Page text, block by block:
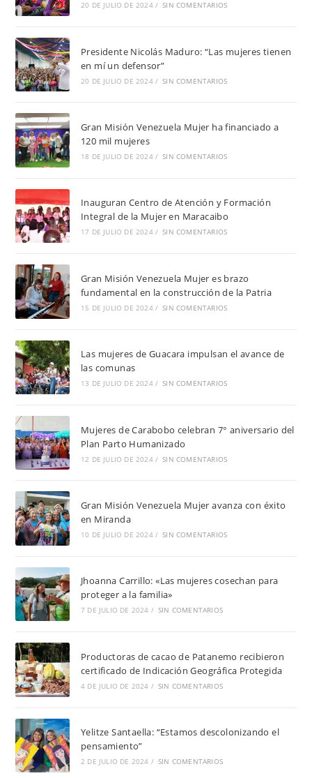
20 DE JULIO DE 2024 / SIN COMENTARIOS
Presidente Nicolás Maduro: “Las mujeres tienen
en mí un defensor”
20 DE JULIO DE 2024 / SIN COMENTARIOS
Gran Misión Venezuela Mujer ha financiado a
120 mil mujeres
18 DE JULIO DE 2024 / SIN COMENTARIOS
Inauguran Centro de Atención y Formación
Integral de la Mujer en Maracaibo
17 DE JULIO DE 2024 / SIN COMENTARIOS
Gran Misión Venezuela Mujer es brazo
fundamental en la construcción de la Patria
15 DE JULIO DE 2024 / SIN COMENTARIOS
Las mujeres de Guacara impulsan el avance de
las comunas
13 DE JULIO DE 2024 / SIN COMENTARIOS
Mujeres de Carabobo celebran 7° aniversario del
Plan Parto Humanizado
12 DE JULIO DE 2024 / SIN COMENTARIOS
Gran Misión Venezuela Mujer avanza con éxito
en Miranda
10 DE JULIO DE 2024 / SIN COMENTARIOS
Jhoanna Carrillo: «Las mujeres cosechan para
proteger a la familia»
7 DE JULIO DE 2024 / SIN COMENTARIOS
Productoras de cacao de Patanemo recibieron
certificado de Indicación Geográfica Protegida
4 DE JULIO DE 2024 / SIN COMENTARIOS
Yelitze Santaella: “Estamos descolonizando el
pensamiento”
2 DE JULIO DE 2024 / SIN COMENTARIOS